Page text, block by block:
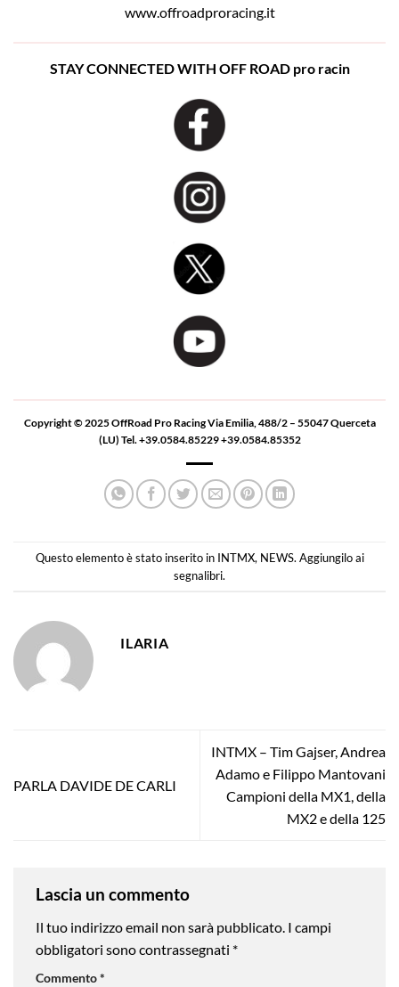
www.offroadproracing.it
STAY CONNECTED WITH OFF ROAD pro racin
Copyright © 2025 OffRoad Pro Racing Via Emilia, 488/2 – 55047 Querceta
(LU) Tel. +39.0584.85229 +39.0584.85352
Questo elemento è stato inserito in INTMX, NEWS. Aggiungilo ai
segnalibri.
ILARIA
PARLA DAVIDE DE CARLI
INTMX – Tim Gajser, Andrea
Adamo e Filippo Mantovani
Campioni della MX1, della
MX2 e della 125
Lascia un commento
Il tuo indirizzo email non sarà pubblicato. I campi
obbligatori sono contrassegnati *
Commento*